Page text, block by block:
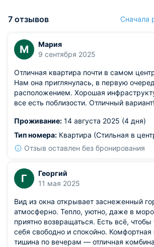
7 отзывов Сначала
М
Мария
9 сентября 2025
Отличная квартира почти в самом
Нам она приглянулась, в первую
расположением. Хорошая
все есть поблизости. Отличный вариант!
Проживание: 14 августа 2025 (4 дня)
Тип номера: Квартира (Стильная в
Отзыв оставлен без бронирования
Г
Георгий
11 мая 2025
Вид из окна открывает заснеженный
атмосферно. Тепло, уютно, даже в
приятно возвращаться. Есть всё, чтобы
себя свободно и спокойно. Комфортная
тишина по вечерам — отличная